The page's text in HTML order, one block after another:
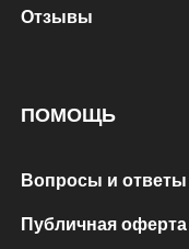
ПОМОЩЬ
Отзывы
Вопросы и ответы
Публичная оферта